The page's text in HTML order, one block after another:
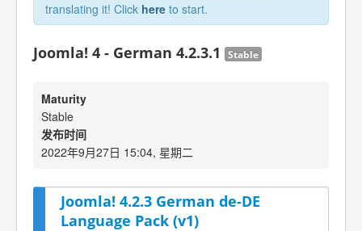
translating it! Click here to start.
Joomla! 4 - German 4.2.3.1 Stable
Maturity
Stable
发布时间
2022年9月27日 15:04, 星期二
Joomla! 4.2.3 German de-DE
Language Pack (v1)